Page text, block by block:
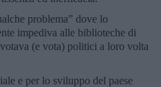
problema” dove lo
impediva alle biblioteche di
(e vota) politici a loro volta
e per lo sviluppo del paese